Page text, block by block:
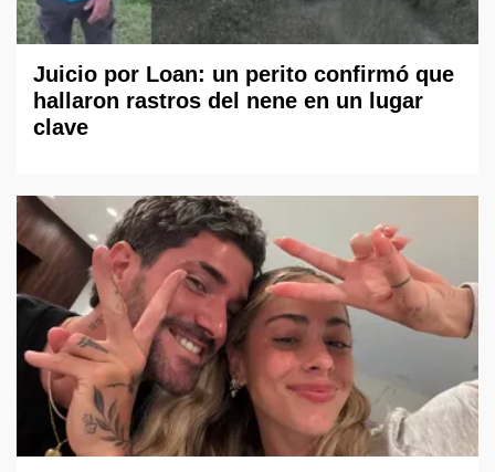
Juicio por Loan: un perito confirmó que
hallaron rastros del nene en un lugar
clave